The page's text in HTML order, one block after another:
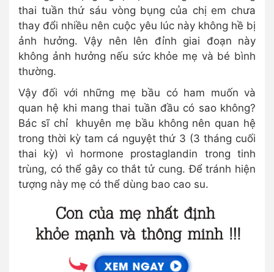
thai tuần thứ sáu vòng bụng của chị em chưa
thay đổi nhiều nên cuộc yêu lúc này không hề bị
ảnh hưởng. Vậy nên lên đỉnh giai đoạn này
không ảnh hưởng nếu sức khỏe mẹ và bé bình
thường.
Vậy đối với những mẹ bầu có ham muốn và
quan hệ khi mang thai tuần đầu có sao không?
Bác sĩ chỉ khuyên mẹ bầu không nên quan hệ
trong thời kỳ tam cá nguyệt thứ 3 (3 tháng cuối
thai kỳ) vì hormone prostaglandin trong tinh
trùng, có thể gây co thắt tử cung. Để tránh hiện
tượng này mẹ có thể dùng bao cao su.